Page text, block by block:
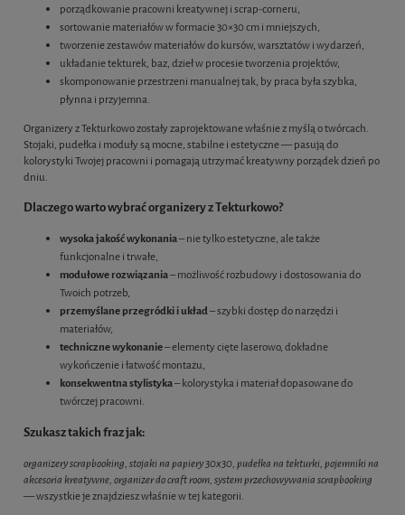
porządkowanie pracowni kreatywnej i scrap-corneru,
sortowanie materiałów w formacie 30×30 cm i mniejszych,
tworzenie zestawów materiałów do kursów, warsztatów i wydarzeń,
układanie tekturek, baz, dzieł w procesie tworzenia projektów,
skomponowanie przestrzeni manualnej tak, by praca była szybka,
płynna i przyjemna.
Organizery z Tekturkowo zostały zaprojektowane właśnie z myślą o twórcach.
Stojaki, pudełka i moduły są mocne, stabilne i estetyczne — pasują do
kolorystyki Twojej pracowni i pomagają utrzymać kreatywny porządek dzień po
dniu.
Dlaczego warto wybrać organizery z Tekturkowo?
wysoka jakość wykonania– nie tylko estetyczne, ale także
funkcjonalne i trwałe,
modułowe rozwiązania– możliwość rozbudowy i dostosowania do
Twoich potrzeb,
przemyślane przegródki i układ– szybki dostęp do narzędzi i
materiałów,
techniczne wykonanie– elementy cięte laserowo, dokładne
wykończenie i łatwość montażu,
konsekwentna stylistyka– kolorystyka i materiał dopasowane do
twórczej pracowni.
Szukasz takich fraz jak:
organizery scrapbooking, stojaki na papiery 30x30, pudełka na tekturki, pojemniki na
akcesoria kreatywne, organizer do craft room, system przechowywania scrapbooking
— wszystkie je znajdziesz właśnie w tej kategorii.